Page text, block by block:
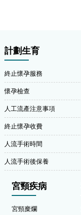
計劃生育
終止懷孕服務
懷孕檢查
人工流產注意事項
終止懷孕收費
人流手術時間
人流手術後保養
宮頸疾病
宮頸糜爛